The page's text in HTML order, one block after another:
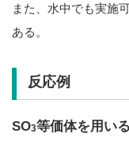
また、水中でも実施
ある。
反応例
SO3等価体を用い